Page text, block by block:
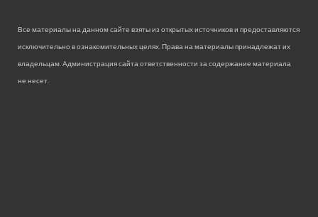
Все материалы на данном сайте взяты из открытых источников и предоставляются
исключительно в ознакомительных целях. Права на материалы принадлежат их
владельцам. Администрация сайта ответственности за содержание материала
не несет.